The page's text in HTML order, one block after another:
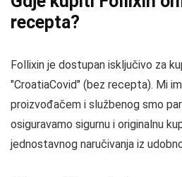
recepta?
Follixin je dostupan isključivo za
"CroatiaCovid" (bez recepta). Mi
proizvođačem i službenog smo
osiguravamo sigurnu i originalnu
jednostavnog naručivanja iz